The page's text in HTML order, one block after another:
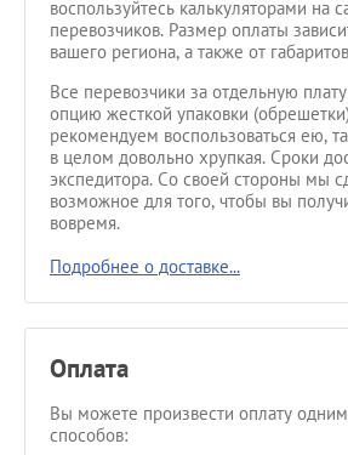
воспользуйтесь калькуляторами на
перевозчиков. Размер оплаты
вашего региона, а также от
Все перевозчики за отдельную
опцию жесткой упаковки
рекомендуем воспользоваться ею,
в целом довольно хрупкая. Сроки
экспедитора. Со своей стороны мы
возможное для того, чтобы вы
вовремя.
Подробнее о доставке...
Оплата
Вы можете произвести оплату
способов: